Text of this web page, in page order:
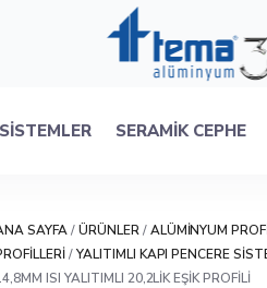
SISTEMLER SERAMIK CEPHE
SAYFA/ÜRÜNLER/ALÜMINYUM
/YALITIMLI KAPI PENCERE
ISI YALITIMLI 20,2LIK EŞIK PROFILI